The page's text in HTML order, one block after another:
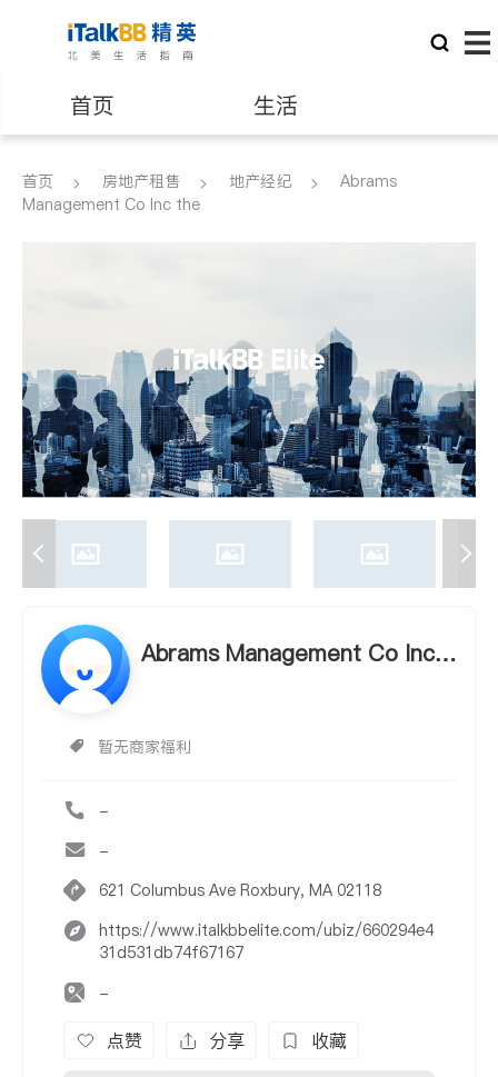
首页 生活
医生 律师
养老 非盈利组织
首页 房地产租售 地产经纪
Abrams
Management Co Inc the
Abrams Management Co Inc t
暂无商家福利
-
-
621 Columbus Ave Roxbury, MA 02118
https://www.italkbbelite.com/ubiz/660294e4
31d531db74f67167
-
点赞 分享 收藏